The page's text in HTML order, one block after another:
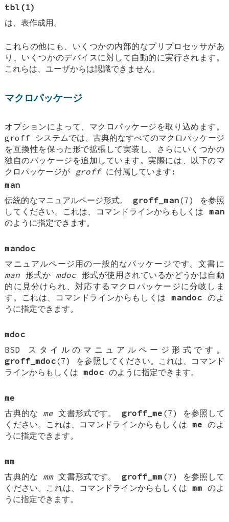
tbl (1)
は、表作成用。
これらの他にも、いくつかの内部的なプリプロセッサがあ
り、いくつかのデバイスに対して自動的に実行されます。
これらは、ユーザからは認識できません。
マクロパッケージ
オプションによって、マクロパッケージを取り込めます。
groff システムでは、古典的なすべてのマクロパッケージ
を互換性を保った形で拡張して実装し、さらにいくつかの
独自のパッケージを追加しています。実際には、以下のマ
クロパッケージが groffに付属しています:
man
伝統的なマニュアルページ形式。groff_man(7) を参照
してください。これは、コマンドラインからもしくは man
のように指定できます。
mandoc
マニュアルページ用の一般的なパッケージです。文書に
man 形式か mdoc 形式が使用されているかどうかは自動
的に見分けられ、対応するマクロパッケージに分岐しま
す。これは、コマンドラインからもしくはmandoc のよ
うに指定できます。
mdoc
BSD スタイルのマニュアルページ形式です。
groff_mdoc(7) を参照してください。これは、コマンド
ラインからもしくはmdoc のように指定できます。
me
古典的な me 文書形式です。 groff_me (7) を参照して
ください。これは、コマンドラインからもしくはme のよ
うに指定できます。
mm
古典的な mm文書形式です。 groff_mm (7) を参照して
ください。これは、コマンドラインからもしくはmm のよ
うに指定できます。